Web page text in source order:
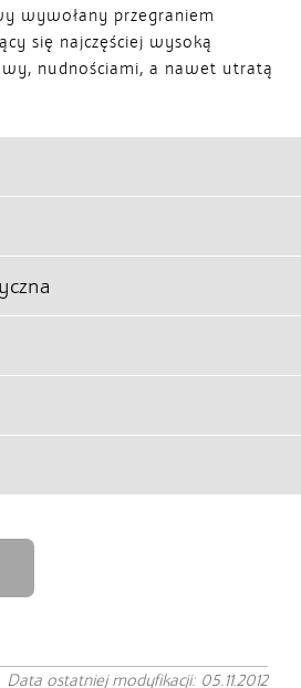
Autorzy
wywołany przegraniem
się najczęściej wysoką
nudnościami, a nawet utratą
Data ostatniej modyfikacji: 05.11.2012